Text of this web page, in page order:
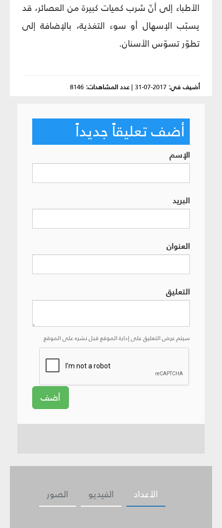
الأطباء إلى أنّ شرب كميات كبيرة من العصائر، قد
يسبّب الإسهال أو سوء التغذية، بالإضافة إلى
تطوّر تسوّس الأسنان.
أضيف في: 2017-07-31
|عدد المشاهدات: 8146
أضف تعليقاً جديداً
الإسم
البريد
العنوان
التعليق
سيتم عرض التعليق على إدارة الموقع قبل نشره على الموقع
أضف
الصور الفيديو الأعداد